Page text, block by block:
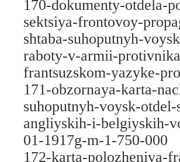
170-dokumenty-otdela-
sektsiya-frontovoy-
shtaba-suhoputnyh-
raboty-v-armii-
frantsuzskom-yazyke-
171-obzornaya-karta-
suhoputnyh-voysk-
angliyskih-i-belgiyskih-
01-1917g-m-1-750-000
172-karta-polozheniya-